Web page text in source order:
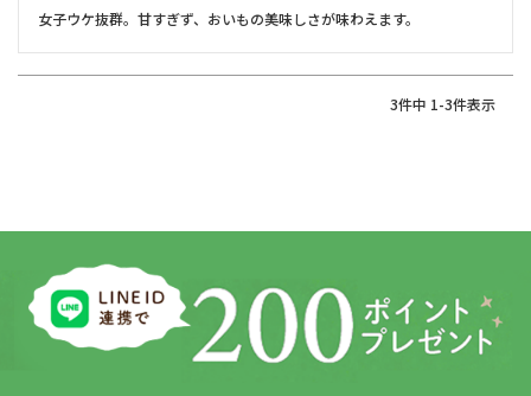
女子ウケ抜群。甘すぎず、おいもの美味しさが味わえます。
3件中 1-3件表示